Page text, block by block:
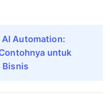
Automation:
untuk
Bisnis